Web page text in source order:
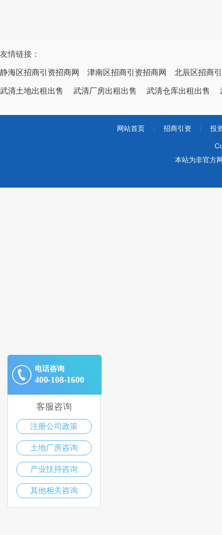
友情链接：
静海区招商引资招商网 津南区招商引资招商网 北辰区招商
武清土地出租出售 武清厂房出租出售 武清仓库出租出售
网站首页 招商引资 投
本站为非官方
电话咨询
400-108-1600
客服咨询
注册公司政策
土地厂房咨询
产业扶持咨询
其他相关咨询